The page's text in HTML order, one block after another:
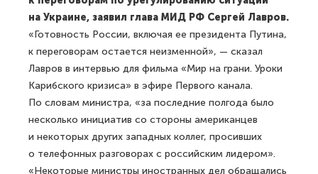
на Украине, заявил глава МИД РФ Сергей Лавров.
«Готовность России, включая ее президента Путина,
к переговорам остается неизменной», — сказал
Лавров в интервью для фильма «Мир на грани. Уроки
Карибского кризиса» в эфире Первого канала.
По словам министра, «за последние полгода было
несколько инициатив со стороны американцев
и некоторых других западных коллег, просивших
о телефонных разговорах с российским лидером».
«Некоторые министры иностранных дел обращались